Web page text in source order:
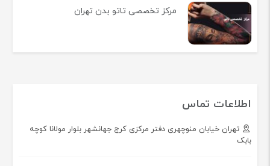
مرکز تخصصی تاتو بدن تهران
اطلاعات تماس
تهران خیابان منوچهری دفتر مرکزی کرج جهانشهر بلوار مولانا کوچه
بابک